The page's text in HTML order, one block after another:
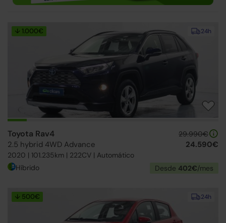
24h
↓ 1.000€
Toyota Rav4
2.5 hybrid 4WD Advance
2020 | 101.235km | 222CV | Automático
29.990€
24.590€
Híbrido Desde 402€/mes
24h
↓ 500€